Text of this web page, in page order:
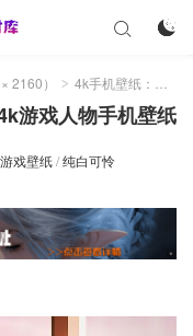


2160） > 4k手机壁纸：《明日方舟》蓝毒4k游戏人物手机壁纸
游戏人物手机壁纸
戏壁纸/纯白可怜